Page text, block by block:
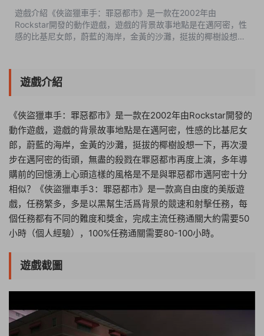
遊戲介紹《俠盜獵車手：罪惡都市》是一款在2002年由
Rockstar開發的動作遊戲，遊戲的背景故事地點是在邁阿密，性
感的比基尼女郎，蔚藍的海岸，金黃的沙灘，挺拔的椰樹設想一
遊戲介紹
《俠盜獵車手：罪惡都市》是一款在2002年由Rockstar開發的
動作遊戲，遊戲的背景故事地點是在邁阿密，性感的比基尼女
郎，蔚藍的海岸，金黃的沙灘，挺拔的椰樹設想一下，再次漫
步在邁阿密的街頭，無盡的殺戮在罪惡都市再度上演，多年導
購前的回憶湧上心頭這樣的風格是不是與罪惡都市邁阿密十分
相似？《俠盜獵車手3：罪惡都市》是一款高自由度的美版遊
戲，任務繁多，多是以黑幫生活爲背景的競速和射擊任務，每
個任務都有不同的難度和獎金，完成主流任務通關大約需要50
小時（個人經驗），100%任務通關需要80-100小時。
遊戲截圖